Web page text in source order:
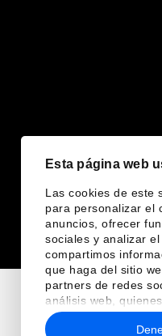
Esta página web
Las cookies de este
para personalizar el
anuncios, ofrecer
sociales y analizar el
compartimos
que haga del sitio
partners de redes
análisis web,
combinarla con otra
haya proporcionado